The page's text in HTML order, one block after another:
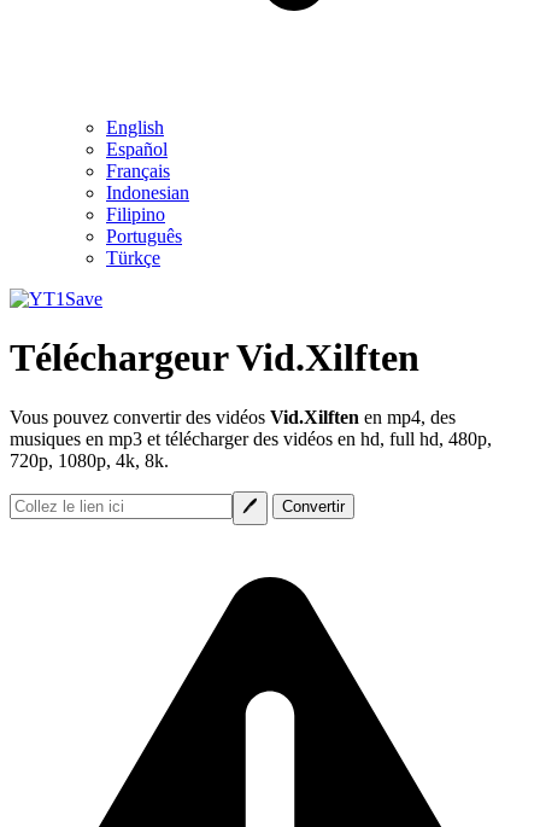
English
Español
Français
Indonesian
Filipino
Português
Türkçe
Téléchargeur Vid.Xilften
Vous pouvez convertir des vidéos Vid.Xilften en mp4, des
musiques en mp3 et télécharger des vidéos en hd, full hd, 480p,
720p, 1080p, 4k, 8k.